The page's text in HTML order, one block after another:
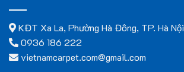
KĐT Xa La, Phường Hà Đông, TP. Hà Nội
0936 186 222
vietnamcarpet.com@gmail.com